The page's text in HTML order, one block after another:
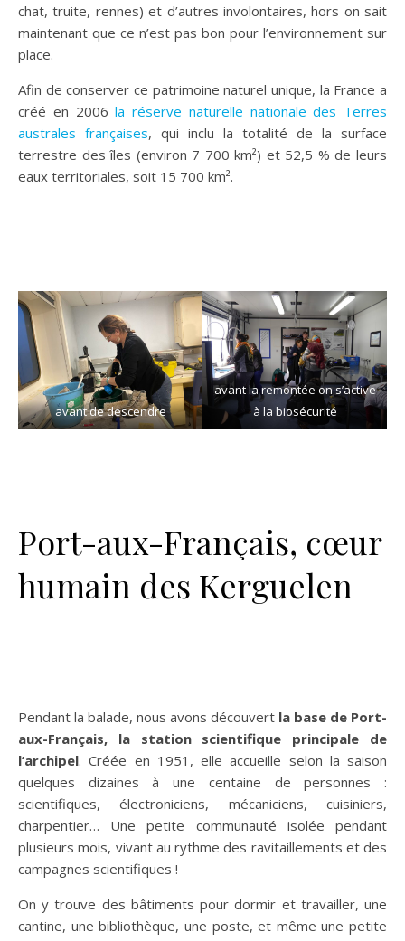
chat, truite, rennes) et d’autres involontaires, hors on sait
maintenant que ce n’est pas bon pour l’environnement sur
place.
Afin de conserver ce patrimoine naturel unique, la France a
créé en 2006la réserve naturelle nationale des Terres
australes françaises, qui inclu la totalité de la surface
terrestre des îles (environ 7 700 km²) et 52,5 % de leurs
eaux territoriales, soit 15 700 km².
avant de descendre
avant la remontée on s’active
à la biosécurité
Port-aux-Français, cœur
humain des Kerguelen
Pendant la balade, nous avons découvert la base de Port-
aux-Français, la station scientifique principale de
l’archipel. Créée en 1951, elle accueille selon la saison
quelques dizaines à une centaine de personnes :
scientifiques, électroniciens, mécaniciens, cuisiniers,
charpentier… Une petite communauté isolée pendant
plusieurs mois, vivant au rythme des ravitaillements et des
campagnes scientifiques !
On y trouve des bâtiments pour dormir et travailler, une
cantine, une bibliothèque, une poste, et même une petite